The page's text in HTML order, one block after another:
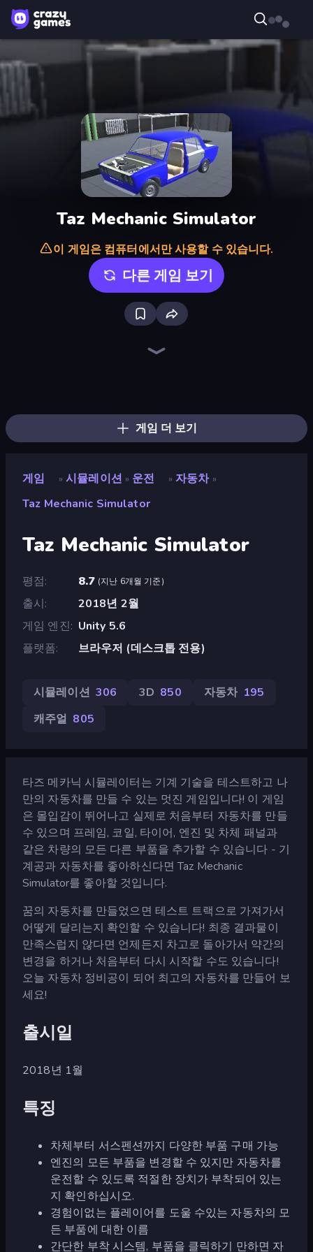
Taz Mechanic Simulator
이 게임은 컴퓨터에서만 사용할 수 있습니다.
다른 게임 보기
게임 더 보기
게임 » 시뮬레이션 » 운전 » 자동차 »
Taz Mechanic Simulator
Taz Mechanic Simulator
평점 8.7 (지난 6개월 기준)
출시
2018년 2월
게임 엔진
Unity 5.6
플랫폼
브라우저 (데스크톱 전용)
시뮬레이션 306 3D 850 자동차 195
캐주얼 805
타즈 메카닉 시뮬레이터는 기계 기술을 테스트하고 나
만의 자동차를 만들 수 있는 멋진 게임입니다! 이 게임
은 몰입감이 뛰어나고 실제로 처음부터 자동차를 만들
수 있으며 프레임, 코일, 타이어, 엔진 및 차체 패널과
같은 차량의 모든 다른 부품을 추가할 수 있습니다 - 기
계공과 자동차를 좋아하신다면 Taz Mechanic
Simulator를 좋아할 것입니다.
꿈의 자동차를 만들었으면 테스트 트랙으로 가져가서
어떻게 달리는지 확인할 수 있습니다! 최종 결과물이
만족스럽지 않다면 언제든지 차고로 돌아가서 약간의
변경을 하거나 처음부터 다시 시작할 수도 있습니다!
오늘 자동차 정비공이 되어 최고의 자동차를 만들어 보
세요!
출시일
2018년 1월
특징
차체부터 서스펜션까지 다양한 부품 구매 가능
엔진의 모든 부품을 변경할 수 있지만 자동차를
운전할 수 있도록 적절한 장치가 부착되어 있는
지 확인하십시오.
경험이없는 플레이어를 도울 수있는 자동차의 모
든 부품에 대한 이름
간단한 부착 시스템, 부품을 클릭하기 만하면 자